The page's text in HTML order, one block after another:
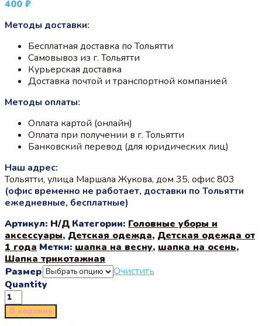
400 ₽
Методы доставки:
Бесплатная доставка по Тольятти
Самовывоз из г. Тольятти
Курьерская доставка
Доставка почтой и транспортной компанией
Методы оплаты:
Оплата картой (онлайн)
Оплата при получении в г. Тольятти
Банковский перевод (для юридических лиц)
Наш адрес:
Тольятти, улица Маршала Жукова, дом 35, офис 803
(офис временно не работает, доставки по Тольятти
ежедневные, бесплатные)
Артикул: Н/Д Категории: Головные уборы и
аксессуары, Детская одежда, Детская одежда от
1 года Метки: шапка на весну, шапка на осень,
Шапка трикотажная
Размер
Очистить
Quantity
В корзину